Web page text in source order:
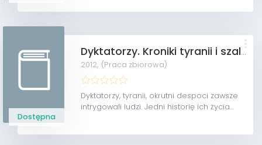
Dostępna
Dyktatorzy. Kroniki tyranii i szaleństwa
2012, (Praca zbiorowa)
Dyktatorzy, tyranii, okrutni despoci zawsze
intrygowali ludzi. Jedni historię ich życia...